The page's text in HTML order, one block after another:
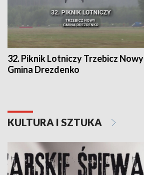
32. Piknik Lotniczy Trzebicz Nowy
Gmina Drezdenko
KULTURA I SZTUKA